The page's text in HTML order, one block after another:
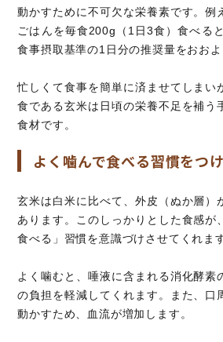
動かすために不可欠な栄養素です。例
ごはんを毎食200g（1日3食）食べる
食事摂取基準の1日分の推奨量をおおよ
忙しくて食事を簡単に済ませてしまい
食である玄米は日頃の栄養不足を補う
食材です。
よく噛んで食べる習慣をつ
玄米は白米に比べて、外皮（ぬか層）
あります。このしっかりとした食感が
食べる」習慣を意識づけさせてくれます
よく噛むと、唾液に含まれる消化酵素
の負担を軽減してくれます。また、口
動かすため、血流が増加します。